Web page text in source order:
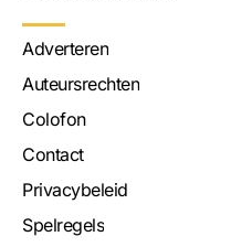
Adverteren
Auteursrechten
Colofon
Contact
Privacybeleid
Spelregels